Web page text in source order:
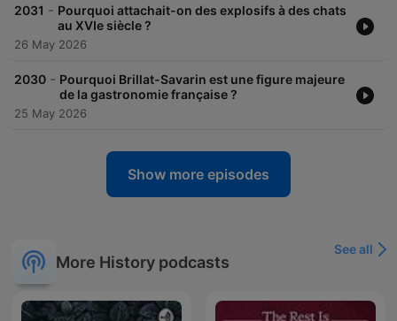
2031 - Pourquoi attachait-on des explosifs à des chats
au XVIe siècle ?
26 May 2026
2030 - Pourquoi Brillat-Savarin est une figure majeure
de la gastronomie française ?
25 May 2026
Show more episodes
More History podcasts
See all